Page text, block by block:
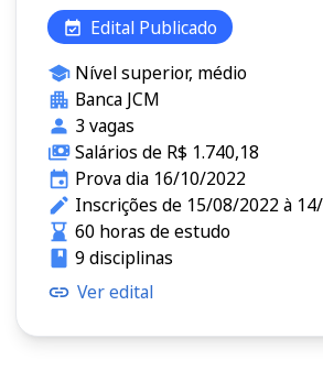
Edital Publicado
Nível superior, médio
Banca JCM
3 vagas
Salários de R$ 1.740,18
Prova dia 16/10/2022
Inscrições de 15/08/2022 à
60 horas de estudo
9 disciplinas
Ver edital